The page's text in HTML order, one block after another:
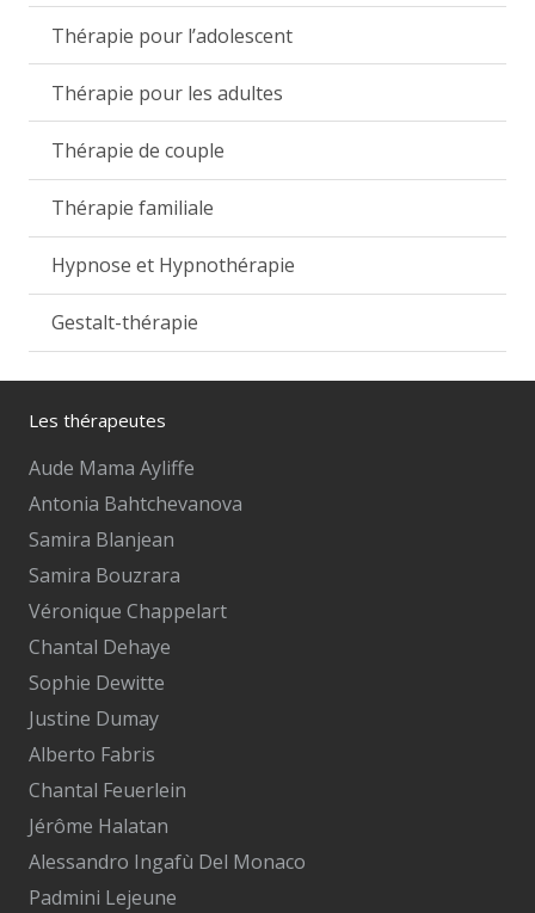
Thérapie pour l’adolescent
Thérapie pour les adultes
Thérapie de couple
Thérapie familiale
Hypnose et Hypnothérapie
Gestalt-thérapie
Les thérapeutes
Aude Mama Ayliffe
Antonia Bahtchevanova
Samira Blanjean
Samira Bouzrara
Véronique Chappelart
Chantal Dehaye
Sophie Dewitte
Justine Dumay
Alberto Fabris
Chantal Feuerlein
Jérôme Halatan
Alessandro Ingafù Del Monaco
Padmini Lejeune